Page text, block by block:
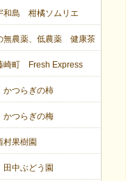
島 柑橘ソムリエ
無農薬、低農薬 健康茶
町 Fresh Express
つらぎの柿
つらぎの梅
果樹園
中ぶどう園